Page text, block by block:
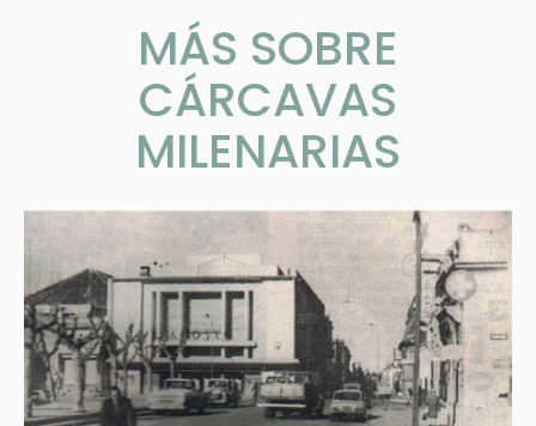
MÁS SOBRE
CÁRCAVAS
MILENARIAS